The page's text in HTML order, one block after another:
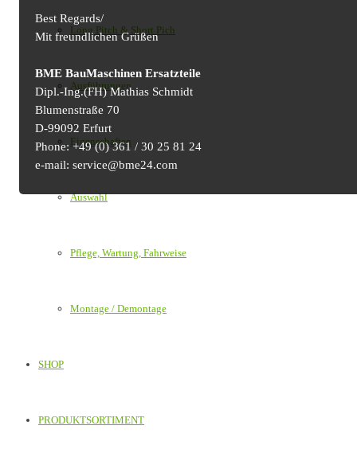
Long Pitch & Short Pich
Ausführungen
Eigenschaften
Auswahl
Pflege, Wartung, Fahrweise
Montage / Demontage
SHOP
PRODUKTSORTIMENT
Best Regards/
Mit freundlichen Grüßen
BME BauMaschinen Ersatzteile
Dipl.-Ing.(FH) Mathias Schmidt
Blumenstraße 70
D-99092 Erfurt
Phone: +49 (0) 361 / 30 25 81 24
e-mail: service@bme24.com